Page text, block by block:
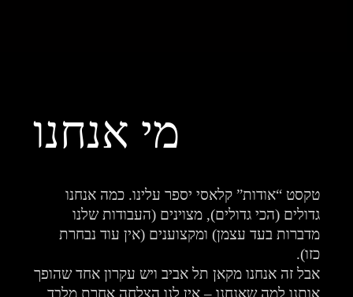
מי אנחנו
טקסט “אודות” קלאסי יספר עלינו. כמה אנחנו
גדולים (הכי גדולים), מצוינים (העבודות שלנו
מדברות בעד עצמן) ומקצוענים (אין עוד נבחרת
כזו).
אבל זה אנחנו מקאן תל אביב ויש עקרון אחד שהופך
אותנו למה שאנחנו – אין לנו הצלחה אחרת מלבד